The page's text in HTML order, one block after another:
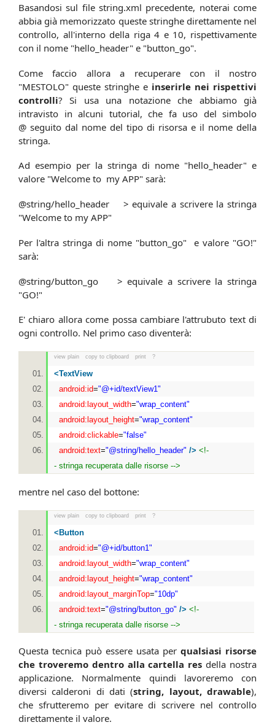
Basandosi sul file string.xml precedente, noterai come
abbia già memorizzato queste stringhe direttamente nel
controllo, all'interno della riga 4 e 10, rispettivamente
con il nome "hello_header" e "button_go".
Come faccio allora a recuperare con il nostro
"MESTOLO" queste stringhe e inserirle nei rispettivi
controlli? Si usa una notazione che abbiamo già
intravisto in alcuni tutorial, che fa uso del simbolo
@ seguito dal nome del tipo di risorsa e il nome della
stringa.
Ad esempio per la stringa di nome "hello_header" e
valore "Welcome to my APP" sarà:
@string/hello_header > equivale a scrivere la stringa
"Welcome to my APP"
Per l'altra stringa di nome "button_go" e valore "GO!"
sarà:
@string/button_go > equivale a scrivere la stringa
"GO!"
E' chiaro allora come possa cambiare l'attrubuto text di
ogni controllo. Nel primo caso diventerà:
view plain copy to clipboard print ?
<TextView
android:id="@+id/textView1"
android:layout_width="wrap_content"
android:layout_height="wrap_content"
android:clickable="false"
android:text="@string/hello_header" /> <!-
- stringa recuperata dalle risorse -->
mentre nel caso del bottone:
view plain copy to clipboard print ?
< Button
android:id="@+id/button1"
android:layout_width="wrap_content"
android:layout_height="wrap_content"
android:layout_marginTop="10dp"
android:text="@string/button_go" /> <!-
- stringa recuperata dalle risorse -->
Questa tecnica può essere usata per qualsiasi risorse
che troveremo dentro alla cartella res della nostra
applicazione. Normalmente quindi lavoreremo con
diversi calderoni di dati (string, layout, drawable),
che sfrutteremo per evitare di scrivere nel controllo
direttamente il valore.